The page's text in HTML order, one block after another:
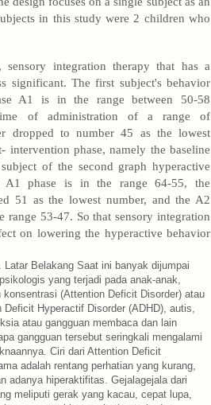
in this study were 2 children who
integration therapy that has a
significant. The first subject's behavior
A1 is in the range between 50-58
of administration of a range of
dropped to number 45 as the lowest
intervention phase, namely the baseline
of the second graph hyperactive
A1 phase is in the range 64-55, the
51 as the lowest number, and the A2
range 53-47. So that sensory integration
on lowering the hyperactive behavior
memiliki efek paradoksikal yaitu menenangkan dan meningkatkan rentang perhatian anak ADHD. Namun, penggunaan obat stimulant mengundang banyak kritik dan juga mempunyai efek samping jangka panjang yang salah satunya adalah 4 kehilangan nafsu makan atau insomnia, namun biasanya akan menghilang dalam jangka waktu beberapa minggu dan dapat dihilangkan dengan pengurangan dosis yang diberikan. Obat-obatan stimulant ini juga mengakibatkan memperlambat perkembangan fisik pada anak ADHD (Nevid, dkk, 2005: 162-163). Upaya penanganan yang sering dilakukan pula adalah terapi ABA (Applied Behavior Analysis) yang dipandang sebagai terapi yang holistik atau menyeluruh untuk penanganan kasus ADHD. Namun begitu, menurut Su’da (2006) problematika penerapan terapi ABA terletak pada ketidakseimbangan atau perbedaan intonasi atau kalimat yang digunakan atau intonasi intruksi, pemberian reward dan punishment yang kadang-kadang menyebabkan anak tergantung pada imbalan tertentu, kurang kerja samanya antara terapis dan orang tua anak, tidak adanya terapis pendamping dan masalah tantrum anak (Husna, 2007: 7). Pada setiap terapi yang diberikan pada anak ADHD mempunyai kelebihan dan kekurangan masing-masing. Dalam memilih terapi untuk anak ADHD ada beberapa hal yang harus diperhatikan karena mengingat kasus ini adalah kasus yang kompleks maka dalam melakukan terapi harus lebih hatihati. Penggunaan terapi obat serta terapi perilaku adalah hal yang efektif untuk pengurangan simtom ADHD pada anak. Salah satu terapi perilaku yang sering digunakan dalam menyelesaikan kasus ini adalah terapi okupasi yang menggunakan pendekatan sensori integrasi. 5 Prasetyono (2008: 100-101) berpendapat bahwa, hiperaktif adalah suatu peningkatan aktivitas motorik hingga pada tingkatan tertentu dan menyebabkan gangguan perilaku yang terjadi pada dua tempat dan suasana yang berbeda. Aktivitas anak tidak lazim, cenderung berlebihan dan ditandai dengan gangguan perasaan gelisah, selalu menggerak-gerakkan jari-jari tangan, kaki, pensil, tidak dapat duduk dengan tenang, dan selalu meninggalkan tempat duduknya meskipun seharunya ia duduk dengan tenang. Anak yang mengalami ADHD sejak kecil adalah anak yang selalu bergerak. Dia selalu gerak tiap hari dan tidak mampu duduk diam di kursi. Tidak bisa tenang, dia membutuhkan energi yang besar untuk duduk diam dan tenang. Ketika tumbuh dewasa hiperaktifnya akan berkurang, tinggal hiperaktif kecil seperti mengutik-ngutik jari, bergoyang-goyang, atau berputar-putar. Kurangnya perhatian, hiperaktif dan juga impulsif merupakan masalah yang disebabkan karena kekurangan pada fungsi pengaturan yang berada didalam otak. Fungsi pengaturan ini dibutuhkan terutama pada pemrosesan (koordinasi dan organisasi) informasi yang baru dan informasi yang kompleks (Paternotte & Buitelaar. 2010:4-5). Dengan fungsi ini seseorang akan dapat menentukan tujuan dan pengontrolan perilaku, membuang faktor-faktor yang mampu mengalihkan perhatian ke arah lain, serta melaksanakan perencanaannya. Fungsi pengaturan sangatlah penting dalam realisasi tujuan dan perilaku yang sesuai (Paternotte & Buitelaar, 2010:5). 6 Sensori integrasi adalah suatu pendekatan tritmen yang diberikan pada anak-anak yang mempunyai kesulitan belajar untuk mendapatkan kesempatan untuk mencapai potensi yang mereka miliki secara optimal (Wilson,1998: 22). Sensori integrasi merupakan proses mengenal, mengubah, dan membedakan sensasi dari sistem sensori untuk menghasilkan suaturespons berupa “perilaku adaptif bertujuan” (Waiman dkk, 2011:129). Penggunaan metode sensori integrasi ini mempunyai sasaran hasil tritmen untuk menyediakan aktivitas yang merangsang sistem yang bertanggung jawab untuk kelainan fungsi tubuh dan untuk meningkatkan defisit yang telah dikenali sejak proses asesmen awal (Wilson,1998:25). Gangguan ADHD sangatlah kompleks, terlihat dari munculnya gejala yang tidak hanya hiperaktif melainkan juga gangguan pemusatan perhatian. Menurut Wilson (1998:2) Individu menerima dan mempelajari melalui panca indera, dan input sensori menghasilkan output gerakan. Ada 5 kali lebih banyak serat sensori karena ada serabut motorik. Integrasi sensori mengakibatkan efisiensi fungsi pusat lebih tinggi setelah informasi sensori diproses. Ada output otak yang lebih efisien ketika dua bagian otak bekerja bersama. Terapi sensori integrasi merupakan proses untuk membentuk perilaku adaptif yang bertujuan, sehingga sangat memungkinkan digunakan untuk mengurangi simtom hiperaktif pada anak ADHD. Hal ini merujuk pada penyebab dari hiperaktif adalah kekurangan pada fungsi pengaturan yang berada didalam otak (Paternotte & Buitelaar, 2010:4-5). 7 Menurut teori Ayres, SI terjadi akibat pengaruh input sensori, antara lain sensasi melihat, mendengar, taktil, vestibular, dan proprioseptif (Waiman dkk, 2011:129). Hal ini menunjukkan bahwa terapi ini lebih pada menggabungkan terapi yang lain. Seperti djelaskan diatas bahwa terapi musik lebih pada pendengaran, terapi bermain lebih pada sentuhan. Sedangkan terapi sensori integrasi merupakan integrasi dari organ-organ sensori yang ada. Terapi SI menggunakan suatu pendekatan neurofisiologik untuk penerapan dan dapat mengurangi hiperaktifitas dan permasalahan perhatian. Ini merupakan langkah pertama yang diminati orang tua serta pada mereka yang tidak menginginkan anaknya mengkonsumsi obat-obatan. Terapi SI ini melihat perilaku hiperaktif sebagai suatu masalah pengolahan informasi di dalam sistem nervous pada anak. Mereka menerapkan model bersifat neurofisiologi pada treatment yang diberikan berupa okupasi, fisik, dan terapi wicara. Terapis yang profesional pada umumnya menggunakan alat ukur yang dikembangkan terutama untuk anak-anak oleh Ayres (Horowitz & Rost, 2007:5). Beberapa gangguan yang bisa ditanggapi dengan prosedur terapi sensori integrasi antara